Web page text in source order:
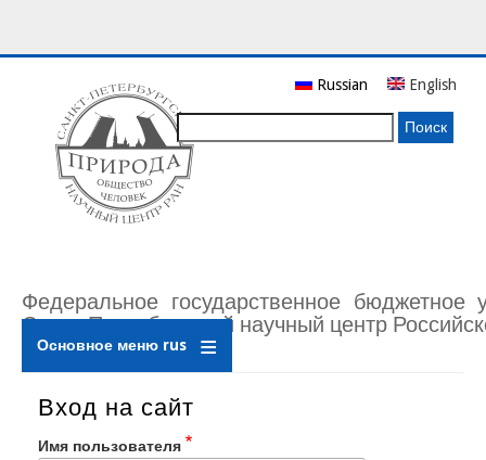
основному
содержанию
Федеральное государственное бюджетное
Санкт-Петербургский научный центр
Russian English
Основное меню rus
Вход на сайт
Имя пользователя